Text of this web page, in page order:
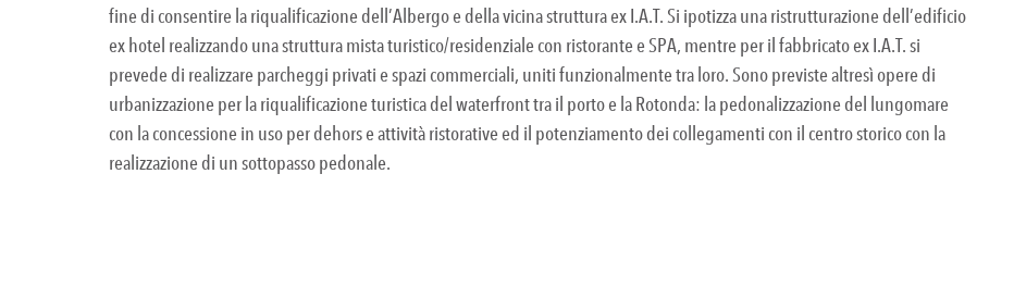
fine di consentire la riqualificazione dell’Albergo e della vicina struttura ex I.A.T. Si ipotizza una ristrutturazione dell’edificio
ex hotel realizzando una struttura mista turistico/residenziale con ristorante e SPA, mentre per il fabbricato ex I.A.T. si
prevede di realizzare parcheggi privati e spazi commerciali, uniti funzionalmente tra loro. Sono previste altresì opere di
urbanizzazione per la riqualificazione turistica del waterfront tra il porto e la Rotonda: la pedonalizzazione del lungomare
con la concessione in uso per dehors e attività ristorative ed il potenziamento dei collegamenti con il centro storico con la
realizzazione di un sottopasso pedonale.